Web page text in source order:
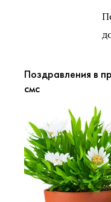
Поздравления в
смс